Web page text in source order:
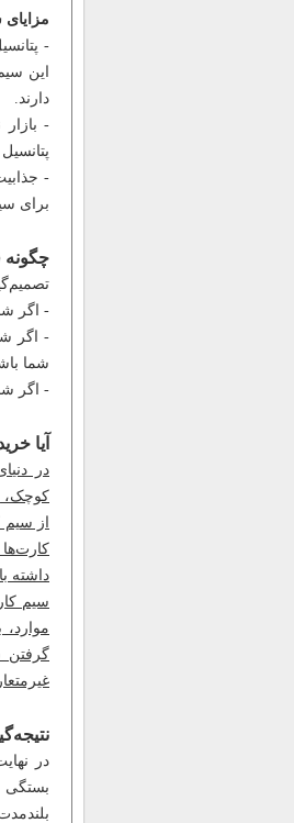
-
این
دارند.
-
-
برای
چگونه
- اگر
- اگر
شما
- اگر
آیا
در
کوچک،
از
داشته
سیم
گرفتن
در
بستگی